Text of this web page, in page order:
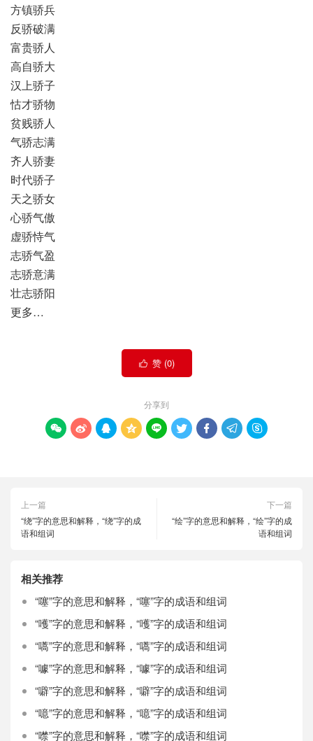
方镇骄兵
反骄破满
富贵骄人
高自骄大
汉上骄子
怙才骄物
贫贱骄人
气骄志满
齐人骄妻
时代骄子
天之骄女
心骄气傲
虚骄恃气
志骄气盈
志骄意满
壮志骄阳
更多…
 赞 (0)
分享到
        
上一篇
“绕”字的意思和解释，“绕”字的成
语和组词
下一篇
“绘”字的意思和解释，“绘”字的成
语和组词
相关推荐
“噻”字的意思和解释，“噻”字的成语和组词
“嚄”字的意思和解释，“嚄”字的成语和组词
“嚆”字的意思和解释，“嚆”字的成语和组词
“噱”字的意思和解释，“噱”字的成语和组词
“噼”字的意思和解释，“噼”字的成语和组词
“噫”字的意思和解释，“噫”字的成语和组词
“噤”字的意思和解释，“噤”字的成语和组词